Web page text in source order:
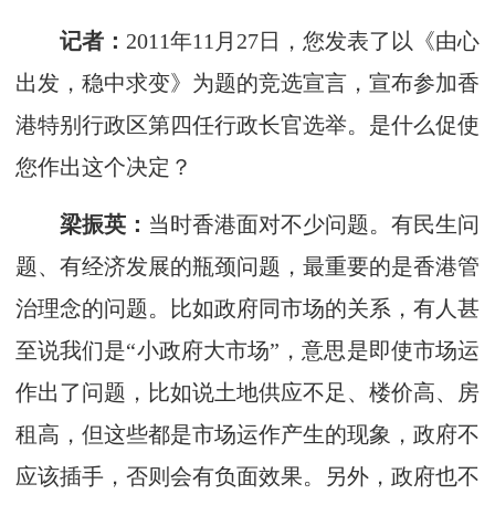
记者： 2011年11月27日，您发表了以《由心
出发，稳中求变》为题的竞选宣言，宣布参加香
港特别行政区第四任行政长官选举。是什么促使
您作出这个决定？
梁振英： 当时香港面对不少问题。有民生问
题、有经济发展的瓶颈问题，最重要的是香港管
治理念的问题。比如政府同市场的关系，有人甚
至说我们是“小政府大市场”，意思是即使市场运
作出了问题，比如说土地供应不足、楼价高、房
租高，但这些都是市场运作产生的现象，政府不
应该插手，否则会有负面效果。另外，政府也不